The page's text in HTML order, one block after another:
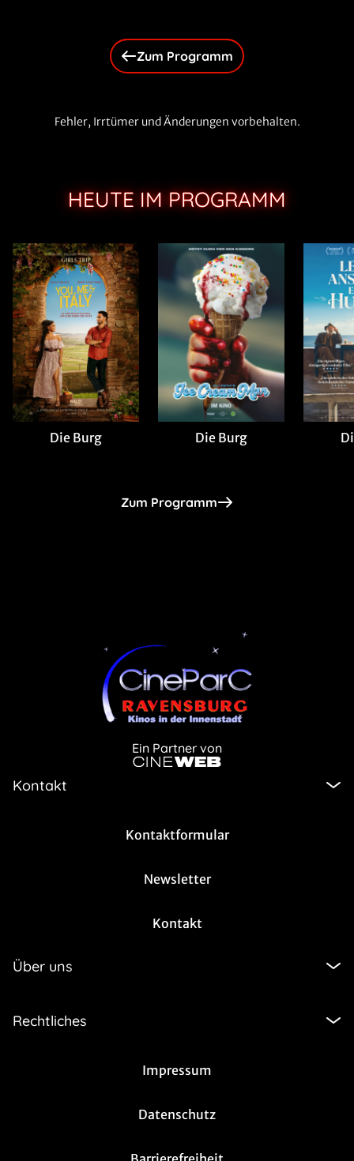
Zum Programm
Fehler, Irrtümer und Änderungen vorbehalten.
HEUTE IM PROGRAMM
Die Burg Die Burg
Zum Programm
Ein Partner von
Kontakt
Kontaktformular
Newsletter
Kontakt
Über uns
Rechtliches
Impressum
Datenschutz